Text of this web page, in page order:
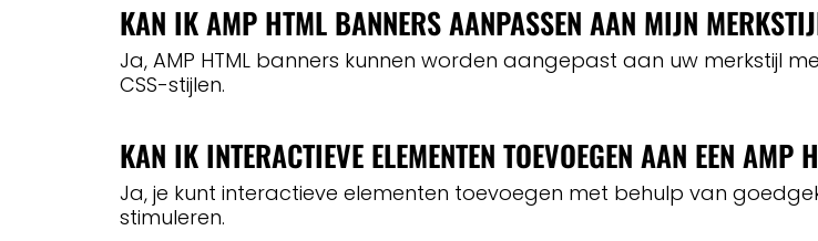
KAN IK AMP HTML BANNERS AANPASSEN AAN MIJN
Ja, AMP HTML banners kunnen worden aangepast aan uw merkstijl
CSS-stijlen.
KAN IK INTERACTIEVE ELEMENTEN TOEVOEGEN AAN EEN AMP
Ja, je kunt interactieve elementen toevoegen met behulp van
stimuleren.